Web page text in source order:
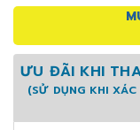
ƯU ĐÃI KHI
(SỬ DỤNG KHI